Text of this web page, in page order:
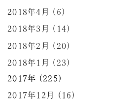
2018年4月 (6)
2018年3月 (14)
2018年2月 (20)
2018年1月 (23)
2017年 (225)
2017年12月 (16)